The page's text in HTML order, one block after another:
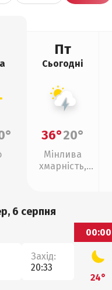
Пт
Сьогодні
36°20°
Мінлива
хмарність,
6 серпня
Захід:
20:33
00:00
24°